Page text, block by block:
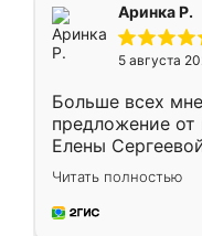
Аринка Р.
5 августа
Больше всех
предложение от
Елены
короткие сроки
для замера
предложил по
Читать полностью